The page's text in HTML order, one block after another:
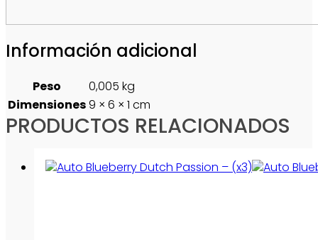
Información adicional
Peso
0,005 kg
Dimensiones9 × 6 × 1 cm
PRODUCTOS RELACIONADOS